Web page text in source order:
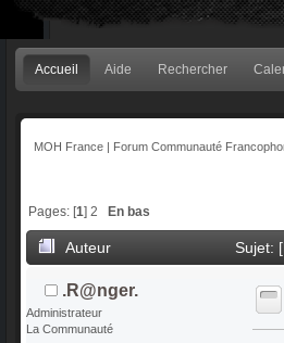
Accueil Aide Rechercher
MOH France | Forum Communauté
Pages: [1] 2 En bas
Auteur Sujet:
.R@nger.
Administrateur
La Communauté